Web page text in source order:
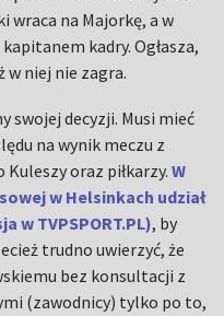
wraca na Majorkę, a w
kadry. Ogłasza,
w niej nie zagra.
swojej decyzji. Musi mieć
na wynik meczu z
Kuleszy oraz piłkarzy.W
w Helsinkach udział
w TVPSPORT.PL), by
trudno uwierzyć, że
bez konsultacji z
(zawodnicy) tylko po to,